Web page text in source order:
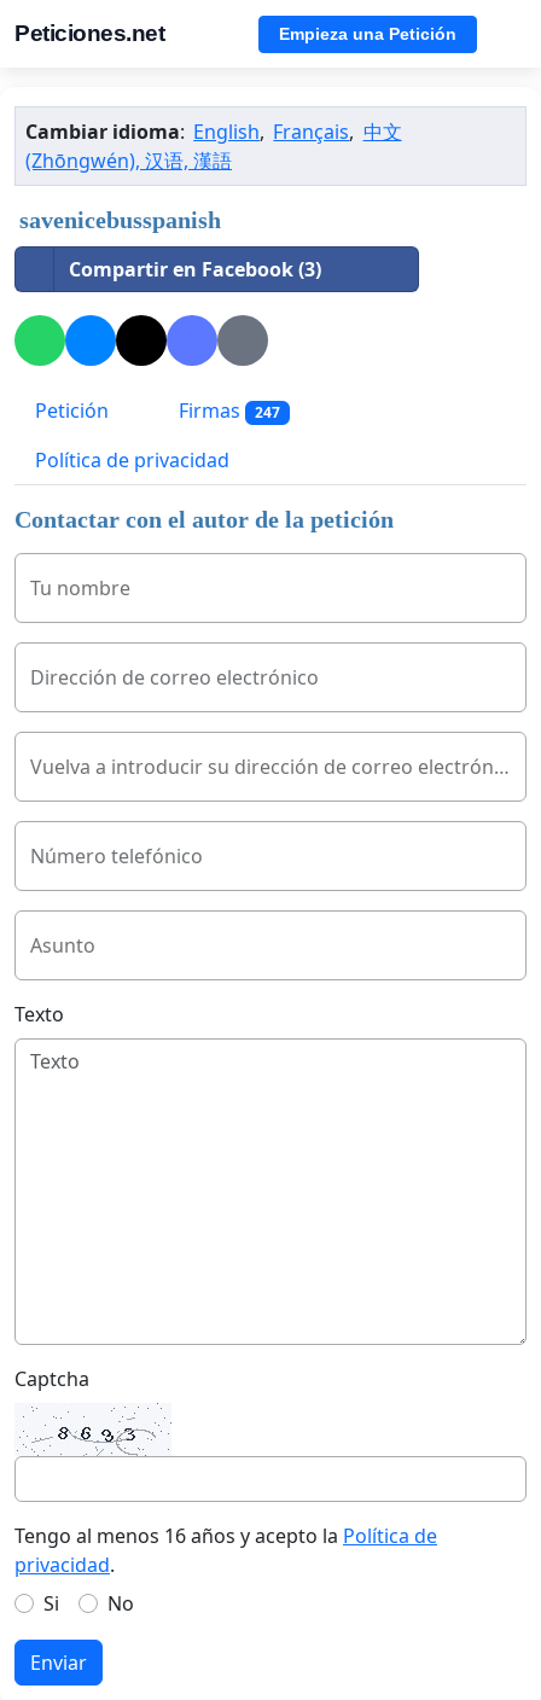
Peticiones.net Empieza una Petición
Cambiar idioma: English, Français, 中文
(Zhōngwén), 汉语, 漢語
savenicebusspanish
Compartir en Facebook (3)
Petición Firmas 247
Política de privacidad
Contactar con el autor de la petición
Tu nombre
Dirección de correo electrónico
Vuelva a introducir su dirección de correo electrónico
Número telefónico
Asunto
Texto
Captcha
Tengo al menos 16 años y acepto la Política de
privacidad.
Si
No
Enviar